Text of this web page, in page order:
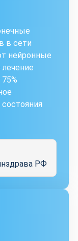
в сети
нейронные
РФ